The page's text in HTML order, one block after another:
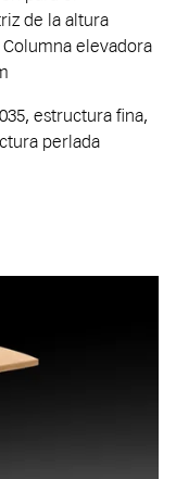
de la altura
elevadora
estructura fina,
perlada